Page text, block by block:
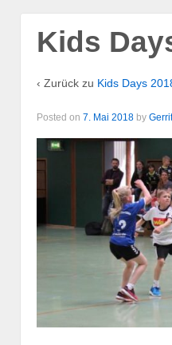
Kids
‹ Zurück zu Kids Days
Posted on 7. Mai 2018 by